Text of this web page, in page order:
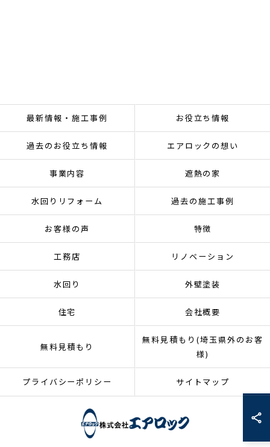
最新情報・施工事例 お役立ち情報
過去のお役立ち情報 エアロックの想い
事業内容 遮熱の家
水回りリフォーム 過去の施工事例
お客様の声 特徴
工務店 リノベーション
水回り 外壁塗装
住宅 会社概要
無料見積もり
無料見積もり(埼玉県外のお客
様)
プライバシーポリシー サイトマップ